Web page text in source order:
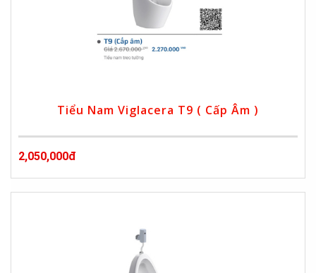
Tiểu Nam Viglacera T9 ( Cấp Âm )
2,050,000đ